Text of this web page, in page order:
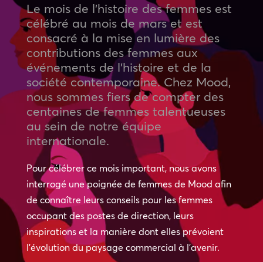
Le mois de l’histoire des femmes est
célébré au mois de mars et est
consacré à la mise en lumière des
contributions des femmes aux
événements de l’histoire et de la
société contemporaine. Chez Mood,
nous sommes fiers de compter des
centaines de femmes talentueuses
au sein de notre équipe
internationale.
Pour célébrer ce mois important, nous avons
interrogé une poignée de femmes de Mood afin
de connaître leurs conseils pour les femmes
occupant des postes de direction, leurs
inspirations et la manière dont elles prévoient
l’évolution du paysage commercial à l’avenir.